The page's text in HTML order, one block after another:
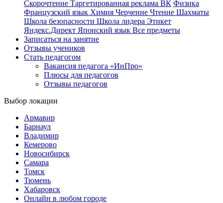
Скорочтение Таргетированная реклама ВК Физика
Французский язык Химия Черчение Чтение Шахматы
Школа безопасности Школа лидера Этикет
Яндекс.Директ Японский язык Все предметы
Записаться на занятие
Отзывы учеников
Стать педагогом
Вакансия педагога «ИнПро»
Плюсы для педагогов
Отзывы педагогов
Выбор локации
Армавир
Барнаул
Владимир
Кемерово
Новосибирск
Самара
Томск
Тюмень
Хабаровск
Онлайн в любом городе